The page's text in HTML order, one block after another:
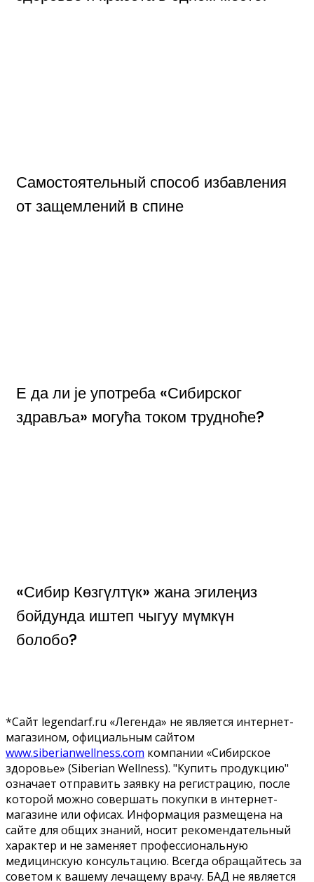
Самостоятельный способ избавления
от защемлений в спине
Е да ли је употреба «Сибирског
здравља» могућа током трудноће?
«Сибир Көзгүлтүк» жана эгилеңиз
бойдунда иштеп чыгуу мүмкүн
болобо?
*Сайт legendarf.ru «Легенда» не является интернет-
магазином, официальным сайтом
www.siberianwellness.com компании «Сибирское
здоровье» (Siberian Wellness). "Купить продукцию"
означает отправить заявку на регистрацию, после
которой можно совершать покупки в интернет-
магазине или офисах. Информация размещена на
сайте для общих знаний, носит рекомендательный
характер и не заменяет профессиональную
медицинскую консультацию. Всегда обращайтесь за
советом к вашему лечащему врачу. БАД не является